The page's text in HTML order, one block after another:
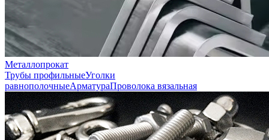
Металлопрокат
Трубы профильныеУголки
равнополочныеАрматураПроволока вязальная